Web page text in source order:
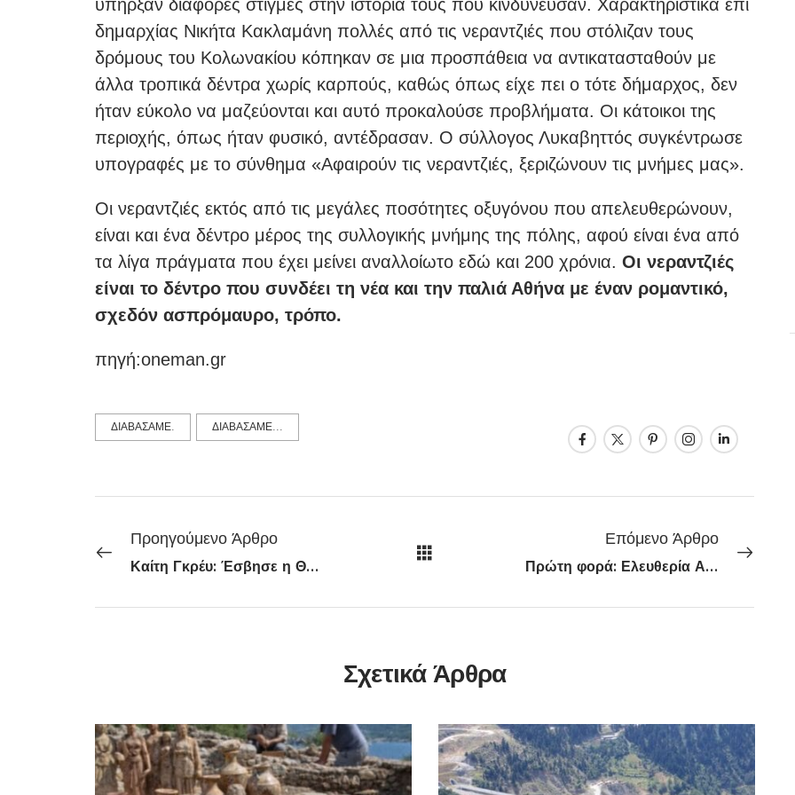
υπήρξαν διάφορες στιγμές στην ιστορία τους που κινδύνευσαν. Χαρακτηριστικά επί
δημαρχίας Νικήτα Κακλαμάνη πολλές από τις νεραντζιές που στόλιζαν τους
δρόμους του Κολωνακίου κόπηκαν σε μια προσπάθεια να αντικατασταθούν με
άλλα τροπικά δέντρα χωρίς καρπούς, καθώς όπως είχε πει ο τότε δήμαρχος, δεν
ήταν εύκολο να μαζεύονται και αυτό προκαλούσε προβλήματα. Οι κάτοικοι της
περιοχής, όπως ήταν φυσικό, αντέδρασαν. Ο σύλλογος Λυκαβηττός συγκέντρωσε
υπογραφές με το σύνθημα «Αφαιρούν τις νεραντζιές, ξεριζώνουν τις μνήμες μας».
Οι νεραντζιές εκτός από τις μεγάλες ποσότητες οξυγόνου που απελευθερώνουν,
είναι και ένα δέντρο μέρος της συλλογικής μνήμης της πόλης, αφού είναι ένα από
τα λίγα πράγματα που έχει μείνει αναλλοίωτο εδώ και 200 χρόνια. Οι νεραντζιές
είναι το δέντρο που συνδέει τη νέα και την παλιά Αθήνα με έναν ρομαντικό,
σχεδόν ασπρόμαυρο, τρόπο.
πηγή:oneman.gr
ΔΙΑΒΑΣΑΜΕ. ΔΙΑΒΑΣΑΜΕ...
Προηγούμενο Άρθρο
Καίτη Γκρέυ: Έσβησε η Θρυλική Φωνή του Ελληνικού Τραγουδιού
Επόμενο Άρθρο
Πρώτη φορά: Ελευθερία Αρβανιτάκη & Μάριος Φραγκούλης
Σχετικά Άρθρα